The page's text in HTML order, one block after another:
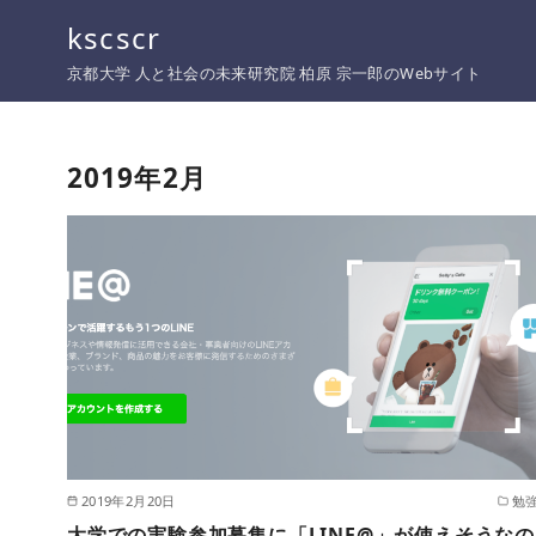
kscscr
京都大学 人と社会の未来研究院 柏原 宗一郎のWebサイト
2019年2月
2019年2月20日 勉